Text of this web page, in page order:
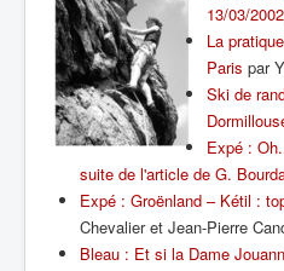
13/03/2002
La
Paris par
Ski de
Expé :
suite de l'article de G.
Expé : Groënland – Kétil :
Chevalier et Jean-Pierre
Bleau : Et si la Dame